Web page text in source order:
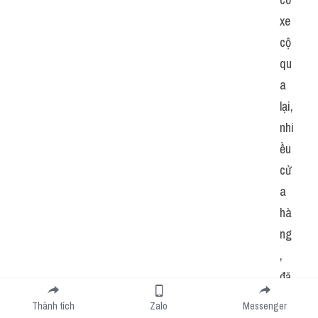
xe
cộ
qu
a
lại,
nhi
ều
cử
a
hà
ng
,
đặ
Thành tích Zalo Messenger